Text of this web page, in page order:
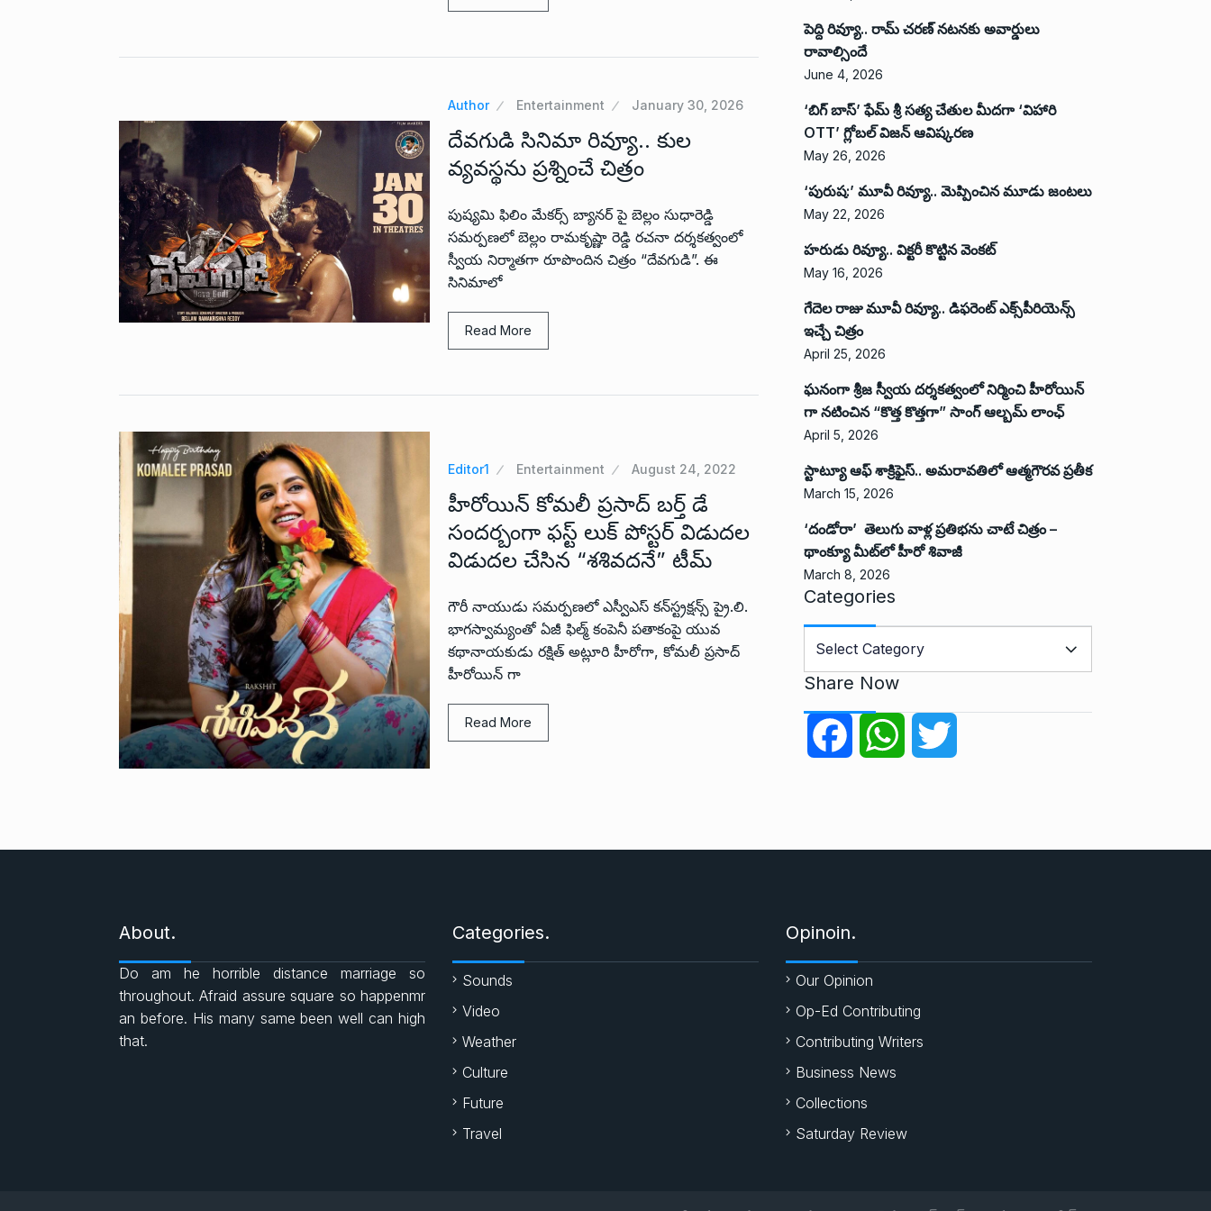
Author Entertainment January 30, 2026
దేవగుడి సినిమా రివ్యూ.. కుల
వ్యవస్థను ప్రశ్నించే చిత్రం
పుష్యమి ఫిలిం మేకర్స్ బ్యానర్ పై బెల్లం సుధారెడ్డి
సమర్పణలో బెల్లం రామకృష్ణా రెడ్డి రచనా దర్శకత్వంలో
స్వీయ నిర్మాతగా రూపొందిన చిత్రం “దేవగుడి”. ఈ
సినిమాలో
Read More
Editor1 Entertainment August 24, 2022
హీరోయిన్ కోమలీ ప్రసాద్ బర్త్ డే
సందర్బంగా ఫస్ట్ లుక్ పోస్టర్ విడుదల
విడుదల చేసిన “శశివదనే” టీమ్
గౌరీ నాయుడు సమర్పణలో ఎస్వీఎస్ కన్‌స్ట్రక్షన్స్ ప్రై.లి.
భాగస్వామ్యంతో ఏజీ ఫిల్మ్ కంపెనీ పతాకంపై యువ
కథానాయకుడు రక్షిత్ అట్లూరి హీరోగా, కోమలీ ప్రసాద్
హీరోయిన్ గా
Read More
పెద్ది రివ్యూ.. రామ్ చరణ్ నటనకు అవార్డులు
రావాల్సిందే
June 4, 2026
‘బిగ్ బాస్’ ఫేమ్ శ్రీ సత్య చేతుల మీదగా ‘విహారి
OTT’ గ్లోబల్ విజన్ ఆవిష్కరణ
May 26, 2026
‘పురుష:’ మూవీ రివ్యూ.. మెప్పించిన మూడు జంటలు
May 22, 2026
హరుడు రివ్యూ.. విక్టరీ కొట్టిన వెంకట్
May 16, 2026
గేదెల రాజు మూవీ రివ్యూ.. డిఫరెంట్ ఎక్స్‌పీరియెన్స్
ఇచ్చే చిత్రం
April 25, 2026
ఘనంగా శ్రీజ స్వీయ దర్శకత్వంలో నిర్మించి హీరోయిన్
గా నటించిన “కొత్త కొత్తగా” సాంగ్ ఆల్బమ్ లాంఛ్
April 5, 2026
స్టాట్యూ ఆఫ్ శాక్రిఫైస్.. అమరావతిలో ఆత్మగౌరవ ప్రతీక
March 15, 2026
‘దండోరా’ తెలుగు వాళ్ల ప్రతిభను చాటే చిత్రం –
థాంక్యూ మీట్‌లో హీరో శివాజీ
March 8, 2026
Categories
t
o
Share Now
o
o
k
W
A
p
p
e
About.
Do am he horrible distance marriage so
throughout. Afraid assure square so happenmr
an before. His many same been well can high
that.
Categories.
Sounds
Video
Weather
Culture
Future
Travel
Opinoin.
Our Opinion
Op-Ed Contributing
Contributing Writers
Business News
Collections
Saturday Review